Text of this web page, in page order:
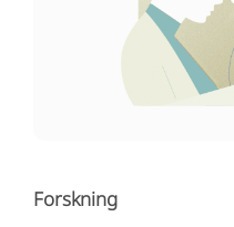
Forskning